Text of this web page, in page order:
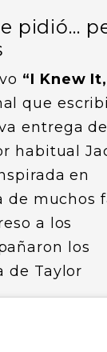
pidió…
“I Knew
que
entrega
habitual
en
de muchos
a los
los
de Taylor